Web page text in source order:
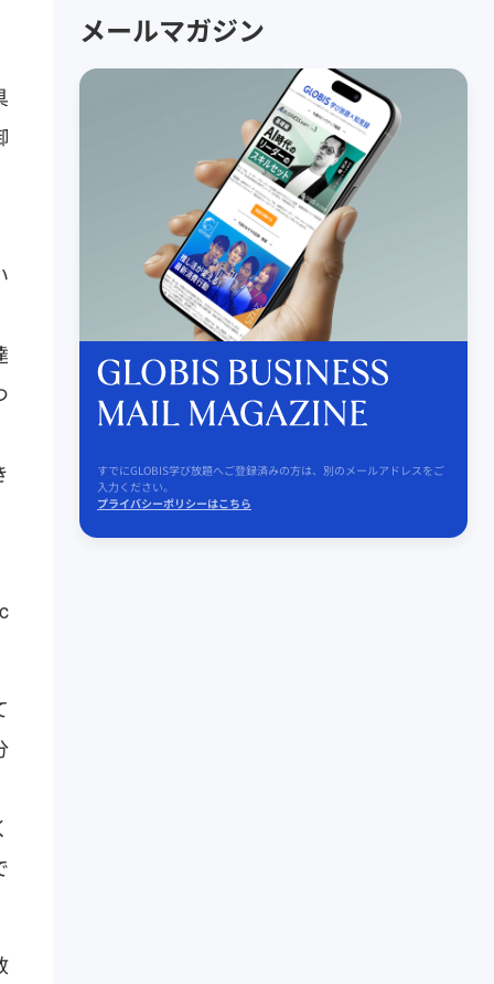
メールマガジン
すでにGLOBIS学び放題へご登録済みの方は、別のメールアドレスをご
入力ください。
プライバシーポリシーはこちら